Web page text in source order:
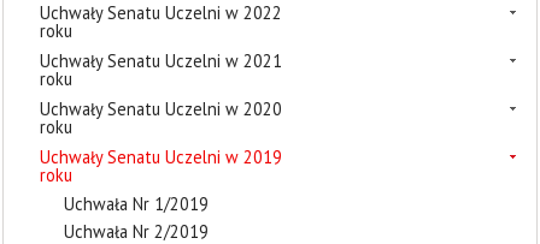
Uchwały Senatu Uczelni w 2022
roku
Uchwały Senatu Uczelni w 2021
roku
Uchwały Senatu Uczelni w 2020
roku
Uchwały Senatu Uczelni w 2019
roku
Uchwała Nr 1/2019
Uchwała Nr 2/2019